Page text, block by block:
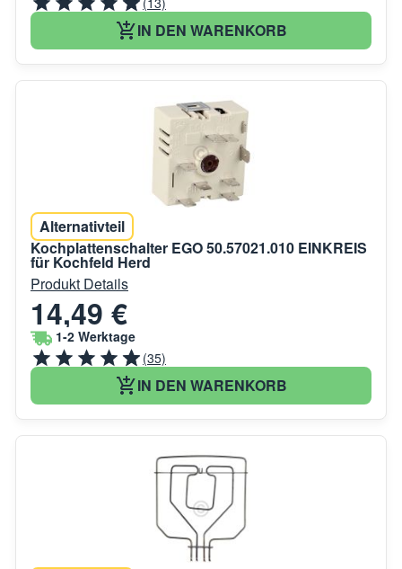
IN DEN WARENKORB
Alternativteil
Kochplattenschalter EGO 50.57021.010 EINKREIS
für Kochfeld Herd
Produkt Details
14,49 €
1-2 Werktage
(35)
IN DEN WARENKORB